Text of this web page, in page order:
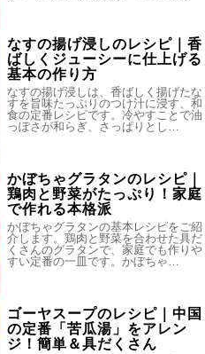
なすの揚げ浸しのレシピ｜香
ばしくジューシーに仕上げる
基本の作り方
なすの揚げ浸しは、香ばしく揚げたな
すを旨味たっぷりのつけ汁に浸す、和
食の定番レシピです。冷やすことで油
っぽさが和らぎ、さっぱりとし…
かぼちゃグラタンのレシピ｜
鶏肉と野菜がたっぷり！家庭
で作れる本格派
かぼちゃグラタンの基本レシピをご紹
介します。鶏肉と野菜を合わせた具だ
くさんのグラタンで、家庭でも作りや
すい定番の一皿です。かぼちゃ…
ゴーヤスープのレシピ｜中国
の定番「苦瓜湯」をアレン
ジ！簡単＆具だくさん